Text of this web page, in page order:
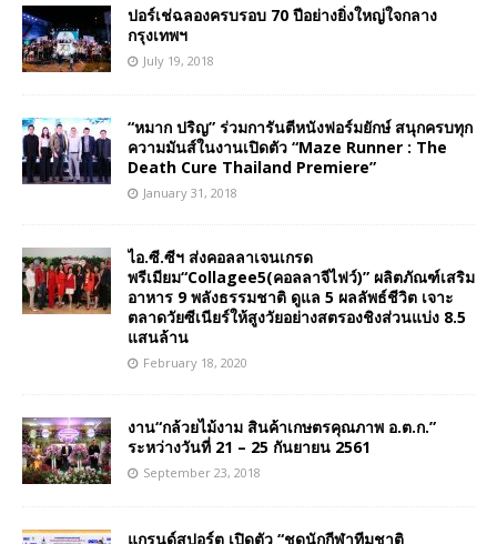
ปอร์เช่ฉลองครบรอบ 70 ปีอย่างยิ่งใหญ่ใจกลาง
กรุงเทพฯ
July 19, 2018
“หมาก ปริญ” ร่วมการันตีหนังฟอร์มยักษ์ สนุกครบทุก
ความมันส์ในงานเปิดตัว “Maze Runner : The
Death Cure Thailand Premiere”
January 31, 2018
ไอ.ซี.ซีฯ ส่งคอลลาเจนเกรด
พรีเมียม“Collagee5(คอลลาจีไฟว์)” ผลิตภัณฑ์เสริม
อาหาร 9 พลังธรรมชาติ ดูแล 5 ผลลัพธ์ชีวิต เจาะ
ตลาดวัยซีเนียร์ให้สูงวัยอย่างสตรองชิงส่วนแบ่ง 8.5
แสนล้าน
February 18, 2020
งาน“กล้วยไม้งาม สินค้าเกษตรคุณภาพ อ.ต.ก.”
ระหว่างวันที่ 21 – 25 กันยายน 2561
September 23, 2018
แกรนด์สปอร์ต เปิดตัว “ชุดนักกีฬาทีมชาติ